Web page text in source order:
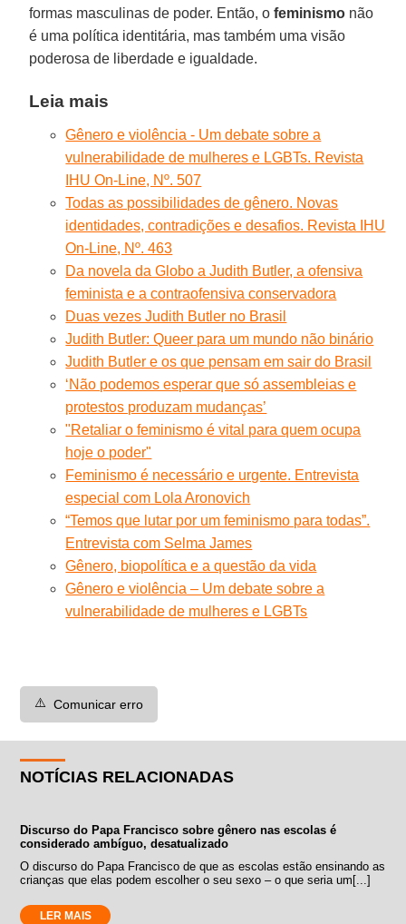
formas masculinas de poder. Então, ofeminismo não
é uma política identitária, mas também uma visão
poderosa de liberdade e igualdade.
Leia mais
Gênero e violência - Um debate sobre a
vulnerabilidade de mulheres e LGBTs. Revista
IHU On-Line, Nº. 507
Todas as possibilidades de gênero. Novas
identidades, contradições e desafios. Revista IHU
On-Line, Nº. 463
Da novela da Globo a Judith Butler, a ofensiva
feminista e a contraofensiva conservadora
Duas vezes Judith Butler no Brasil
Judith Butler: Queer para um mundo não binário
Judith Butler e os que pensam em sair do Brasil
‘Não podemos esperar que só assembleias e
protestos produzam mudanças’
"Retaliar o feminismo é vital para quem ocupa
hoje o poder"
Feminismo é necessário e urgente. Entrevista
especial com Lola Aronovich
“Temos que lutar por um feminismo para todas”.
Entrevista com Selma James
Gênero, biopolítica e a questão da vida
Gênero e violência – Um debate sobre a
vulnerabilidade de mulheres e LGBTs
⚠️ Comunicar erro
NOTÍCIAS RELACIONADAS
Discurso do Papa Francisco sobre gênero nas escolas é
considerado ambíguo, desatualizado
O discurso do Papa Francisco de que as escolas estão ensinando as
crianças que elas podem escolher o seu sexo – o que seria um[...]
LER MAIS